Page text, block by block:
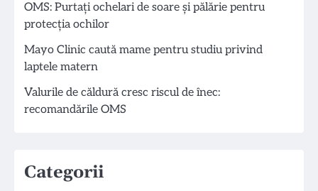
OMS: Purtați ochelari de soare și pălărie pentru
protecția ochilor
Mayo Clinic caută mame pentru studiu privind
laptele matern
Valurile de căldură cresc riscul de înec:
recomandările OMS
Categorii